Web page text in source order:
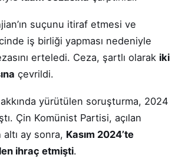
suçunu itiraf etmesi ve
iş birliği yapması nedeniyle
erteledi. Ceza, şartlı olarak iki
çevrildi.
yürütülen soruşturma, 2024
Çin Komünist Partisi, açılan
ay sonra, Kasım 2024’te
ihraç etmişti.